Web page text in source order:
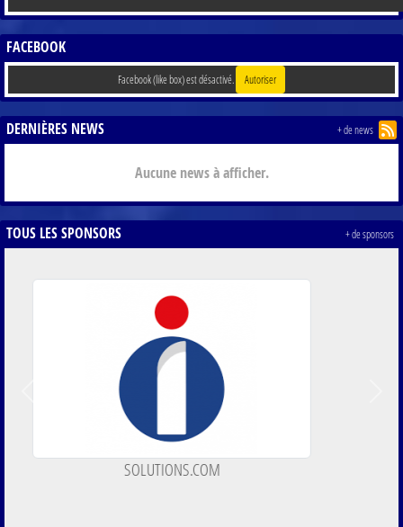
FACEBOOK
Facebook (like box) est désactivé. Autoriser
DERNIÈRES NEWS
Aucune news à afficher.
+ de news
TOUS LES SPONSORS
CERVOISERIE
+ de sponsors